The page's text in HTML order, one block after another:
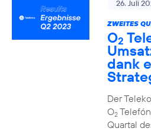
26. Juli
ZWEITES
O2
dank
Der
O2
Quartal